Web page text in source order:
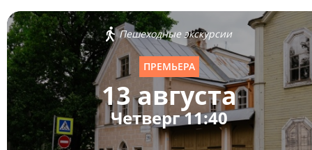
Пешеходные экскурсии
ПРЕМЬЕРА
13 августа
Четверг 11:40